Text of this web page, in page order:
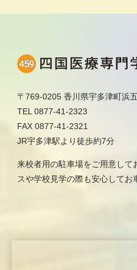
〒769-0205 香川県宇多津町浜
TEL 0877-41-2323
FAX 0877-41-2321
JR宇多津駅より徒歩約7分
来校者用の駐車場をご用意して
スや学校見学の際も安心してお